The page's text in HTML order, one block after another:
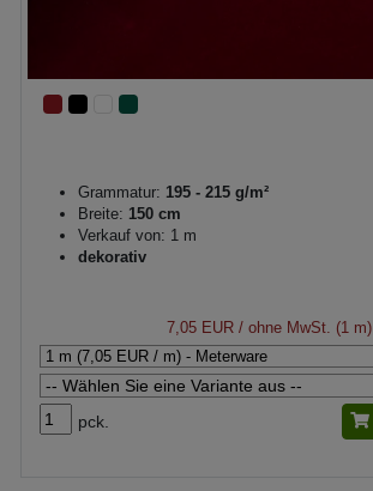
Grammatur: 195 - 215 g/m²
Breite: 150 cm
Verkauf von: 1 m
dekorativ
7,05 EUR/ ohne MwSt. (1 m)
pck.